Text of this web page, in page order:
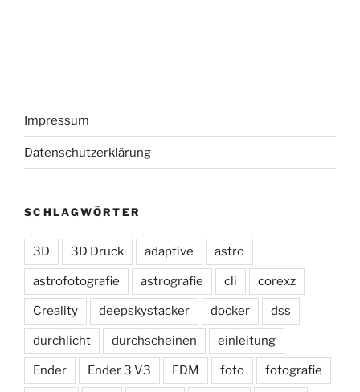
Impressum
Datenschutzerklärung
SCHLAGWÖRTER
3D 3D Druck adaptive astro
astrofotografie astrografie cli corexz
Creality deepskystacker docker dss
durchlicht durchscheinen einleitung
Ender Ender 3 V3 FDM foto fotografie